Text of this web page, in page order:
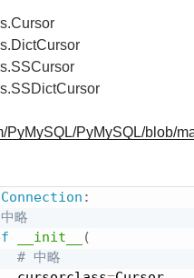
PyMySQL/PyMySQL/blob/
Connection :
略
__init__
(
# 中略